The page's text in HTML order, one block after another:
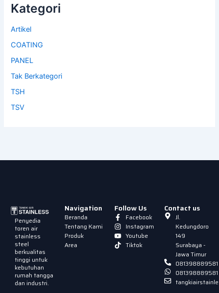
Kategori
Artikel
COATING
PANEL
Tak Berkategori
TSH
TSV
Penyedia
toren air
stainless
steel
berkualitas
tinggi untuk
kebutuhan
rumah tangga
dan industri.
Navigation
Beranda
Tentang Kami
Produk
Area
Follow Us
Facebook
Instagram
Youtube
Tiktok
Contact us
Jl.
Kedungdoro
149
Surabaya -
Jawa Timur
081398889581
081398889581